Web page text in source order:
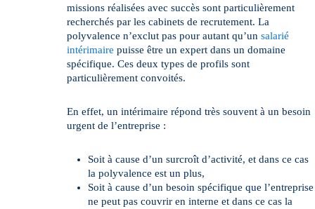
missions réalisées avec succès sont particulièrement
recherchés par les cabinets de recrutement. La
polyvalence n’exclut pas pour autant qu’un salarié
intérimaire puisse être un expert dans un domaine
spécifique. Ces deux types de profils sont
particulièrement convoités.
En effet, un intérimaire répond très souvent à un besoin
urgent de l’entreprise :
Soit à cause d’un surcroît d’activité, et dans ce cas
la polyvalence est un plus,
Soit à cause d’un besoin spécifique que l’entreprise
ne peut pas couvrir en interne et dans ce cas la